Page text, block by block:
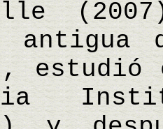
estudió